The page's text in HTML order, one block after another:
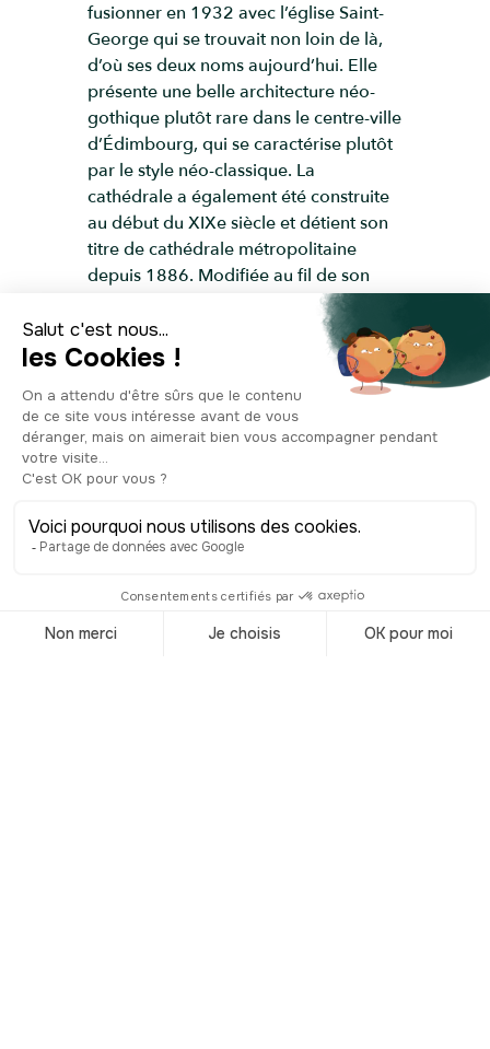
fusionner en 1932 avec l’église Saint-
George qui se trouvait non loin de là,
d’où ses deux noms aujourd’hui. Elle
présente une belle architecture néo-
gothique plutôt rare dans le centre-ville
d’Édimbourg, qui se caractérise plutôt
par le style néo-classique. La
cathédrale a également été construite
au début du XIXe siècle et détient son
titre de cathédrale métropolitaine
depuis 1886. Modifiée au fil de son
histoire, elle sera inaugurée sous sa
forme actuelle en 1978. Avec l’église
Saint-Paul et Saint-George, elles font de
cette petite place, qui sépare le vieux
centre et la ville nouvelle d’Édimbourg,
une place pleine de charme et
d’histoire !